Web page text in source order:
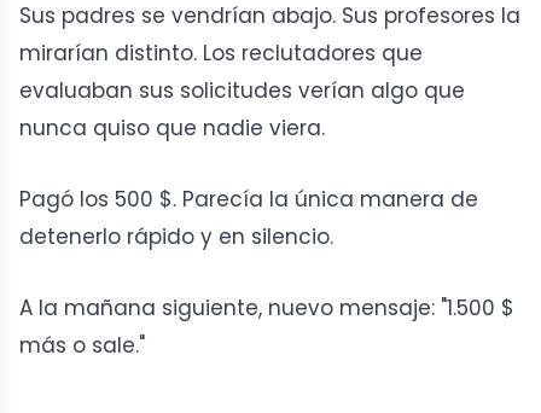
Sus padres se vendrían abajo. Sus profesores la
mirarían distinto. Los reclutadores que
evaluaban sus solicitudes verían algo que
nunca quiso que nadie viera.
Pagó los 500 $. Parecía la única manera de
detenerlo rápido y en silencio.
A la mañana siguiente, nuevo mensaje: "1.500 $
más o sale."